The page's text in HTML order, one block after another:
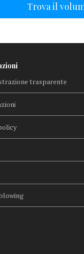
Trova il
trasparente